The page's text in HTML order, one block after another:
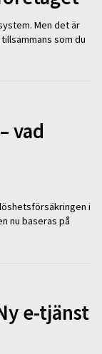
Men det är
som du
vad
i
nu baseras på
e-tjänst